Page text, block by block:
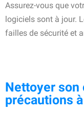
Assurez-vous que
logiciels sont à jour.
failles de sécurité et
Nettoyer son
précautions